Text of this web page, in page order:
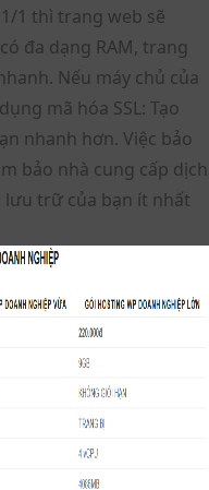
1 thì trang web sẽ
đa dạng RAM, trang
Nếu máy chủ của
mã hóa SSL: Tạo
nhanh hơn. Việc bảo
bảo nhà cung cấp dịch
trữ của bạn ít nhất